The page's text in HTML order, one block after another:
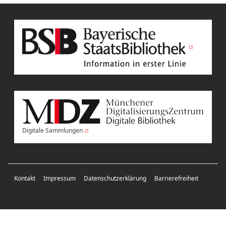
Digitale Sammlungen
Kontakt Impressum Datenschutzerklärung Barrierefreiheit